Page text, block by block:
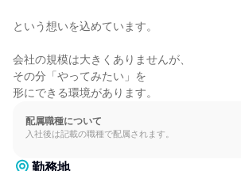
という想いを込めています。
会社の規模は大きくありませんが、
その分「やってみたい」を
形にできる環境があります。
配属職種について
入社後は記載の職種で配属されます。
勤務地